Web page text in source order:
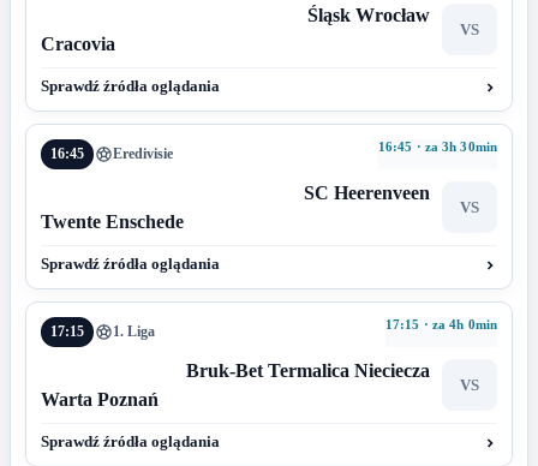
Śląsk Wrocław
VS
Cracovia
Sprawdź źródła oglądania
16:45 Eredivisie 16:45 · za 3h 30min
SC Heerenveen
VS
Twente Enschede
Sprawdź źródła oglądania
17:15 1. Liga 17:15 · za 4h 0min
Bruk-Bet Termalica Nieciecza
VS
Warta Poznań
Sprawdź źródła oglądania